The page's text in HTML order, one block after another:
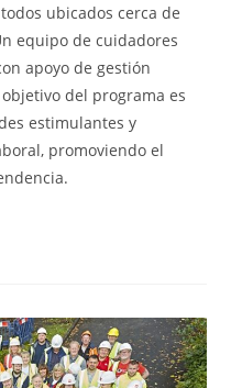
ubicados cerca de
equipo de cuidadores
apoyo de gestión
del programa es
estimulantes y
promoviendo el